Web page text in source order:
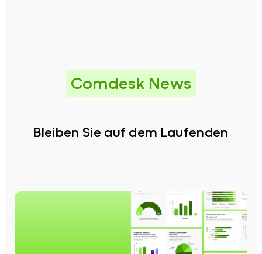
Comdesk News
Bleiben Sie auf dem Laufenden